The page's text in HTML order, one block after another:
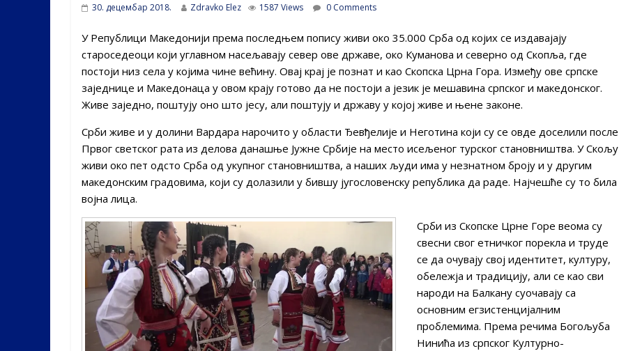
30. децембар 2018. Zdravko Elez 1587 Views 0 Comments
У Републици Македонији према последњем попису живи око 35.000 Срба од којих се издавајају
староседеоци који углавном насељавају север ове државе, око Куманова и северно од Скопља, где
постоји низ села у којима чине већину. Овај крај је познат и као Скопска Црна Гора. Између ове српске
заједнице и Македонаца у овом крају готово да не постоји а језик је мешавина српског и македонског.
Живе заједно, поштују оно што јесу, али поштују и државу у којој живе и њене законе.
Срби живе и у долини Вардара нарочито у области Ђевђелије и Неготина који су се овде доселили после
Првог светског рата из делова данашње Јужне Србије на место исељеног турског становништва. У Скољу
живи око пет одсто Срба од укупног становништва, а наших људи има у незнатном броју и у другим
македонским градовима, који су долазили у бившу југословенску република да раде. Најчешће су то била
војна лица.
Срби из Скопске Црне Горе веома су
свесни свог етничког порекла и труде
се да очувају свој идентитет, културу,
обележја и традицију, али се као сви
народи на Балкану суочавају са
основним егзистенцијалним
проблемима. Према речима Богољуба
Нинића из српског Културно-